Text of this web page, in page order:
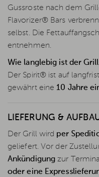
Gussroste nach dem
Flavorizer® Bars
selbst. Die
entnehmen.
Wie langlebig ist der
Der Spirit® ist auf
gewährt eine 10 Jahre
LIEFERUNG &
Der Grill wird per
geliefert. Vor der
Ankündigung zur
oder eine